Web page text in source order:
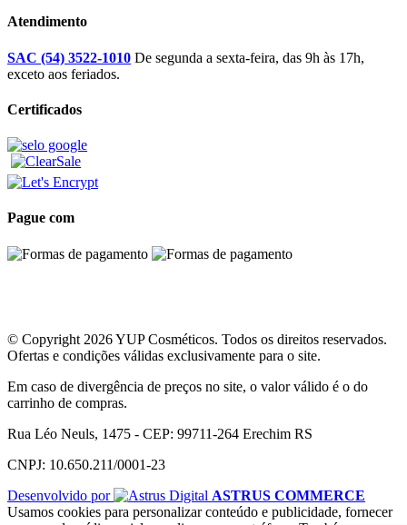
Atendimento
SAC (54) 3522-1010 De segunda a sexta-feira, das 9h às 17h,
exceto aos feriados.
Certificados
Pague com
© Copyright 2026 YUP Cosméticos. Todos os direitos reservados.
Ofertas e condições válidas exclusivamente para o site.
Em caso de divergência de preços no site, o valor válido é o do
carrinho de compras.
Rua Léo Neuls, 1475 - CEP: 99711-264 Erechim RS
CNPJ: 10.650.211/0001-23
Desenvolvido por
ASTRUS COMMERCE
Usamos cookies para personalizar conteúdo e publicidade, fornecer